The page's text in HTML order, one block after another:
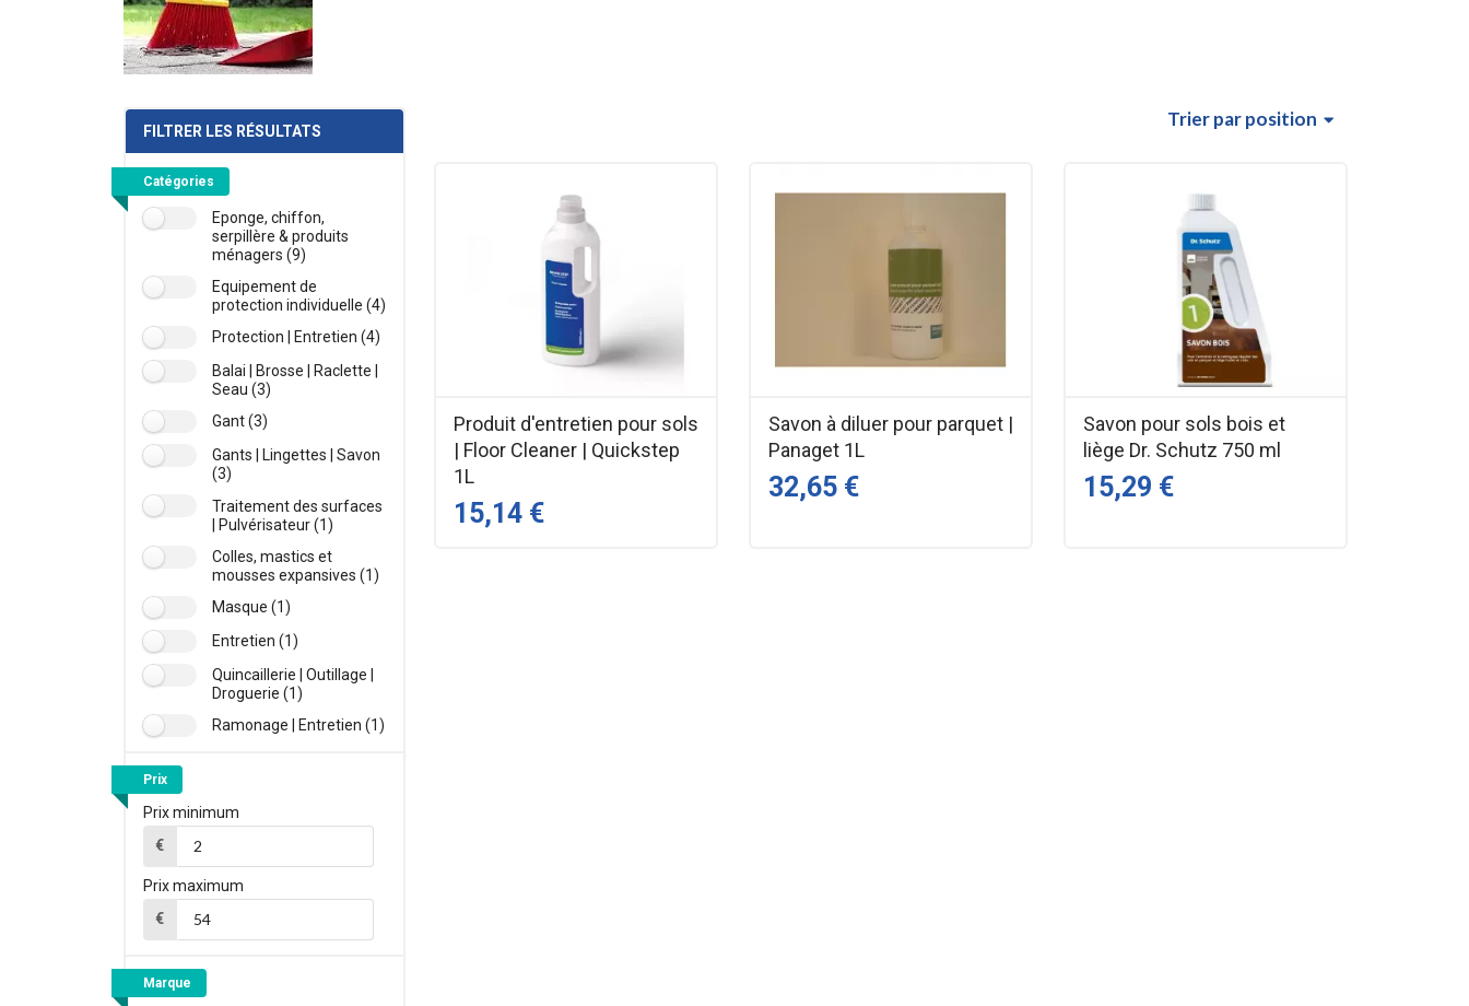
FILTRER LES RÉSULTATS
Catégories
Eponge, chiffon,
serpillère & produits
ménagers (9)
Equipement de
protection individuelle (4)
Protection | Entretien (4)
Balai | Brosse | Raclette |
Seau (3)
Gant (3)
Gants | Lingettes | Savon
(3)
Traitement des surfaces
| Pulvérisateur (1)
Colles, mastics et
mousses expansives (1)
Masque (1)
Entretien (1)
Quincaillerie | Outillage |
Droguerie (1)
Ramonage | Entretien (1)
Prix
Prix minimum
€
Prix maximum
€
Marque
Trierpar position
Produit d'entretien pour sols
| Floor Cleaner | Quickstep
1L
15,14 €
Savon à diluer pour parquet |
Panaget 1L
32,65 €
Savon pour sols bois et
liège Dr. Schutz 750 ml
15,29 €